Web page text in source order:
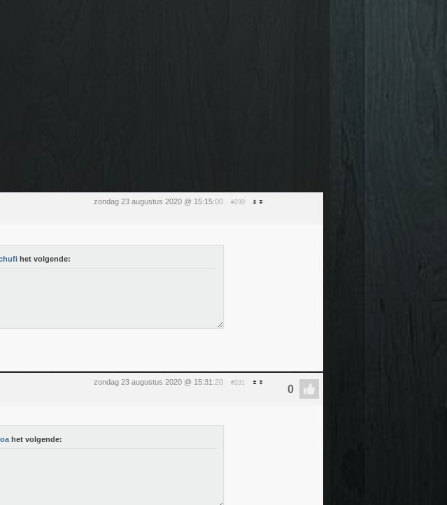
zondag 23 augustus 2020 @ 15:15:00 #230
het volgende:
zondag 23 augustus 2020 @ 15:31 :20 #231
het volgende: